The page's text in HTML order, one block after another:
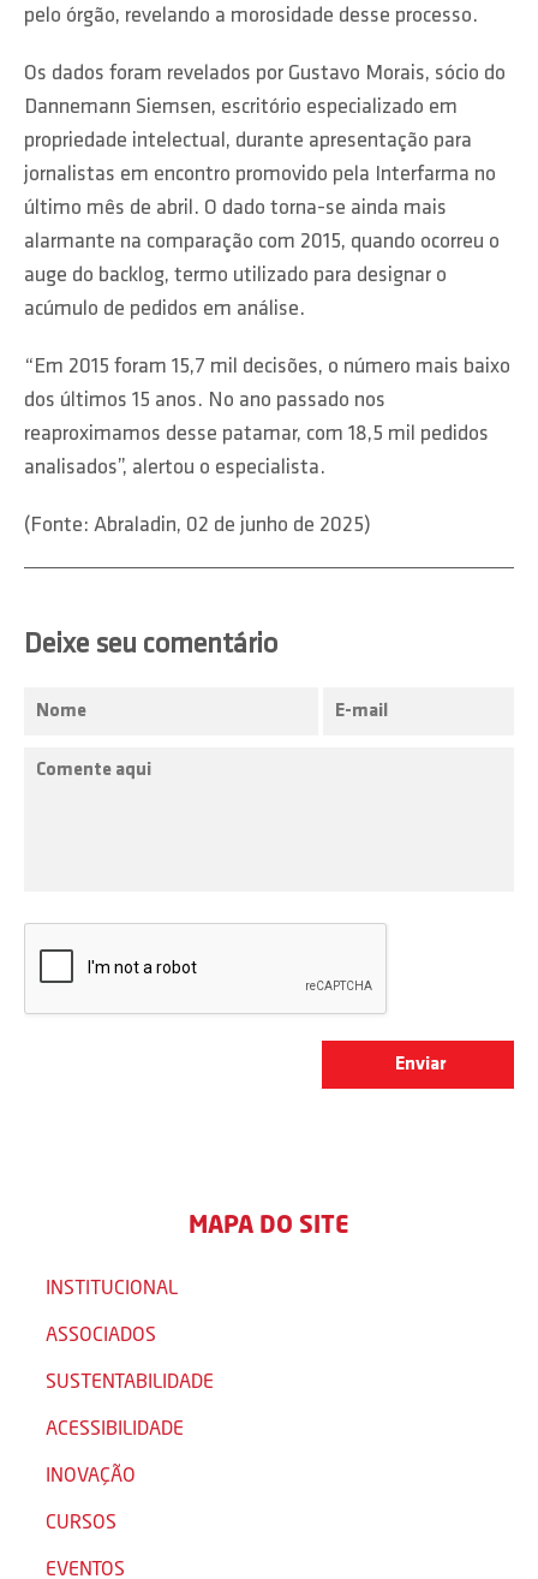
pelo órgão, revelando a morosidade desse processo.
Os dados foram revelados por Gustavo Morais, sócio do
Dannemann Siemsen, escritório especializado em
propriedade intelectual, durante apresentação para
jornalistas em encontro promovido pela Interfarma no
último mês de abril. O dado torna-se ainda mais
alarmante na comparação com 2015, quando ocorreu o
auge do backlog, termo utilizado para designar o
acúmulo de pedidos em análise.
“Em 2015 foram 15,7 mil decisões, o número mais baixo
dos últimos 15 anos. No ano passado nos
reaproximamos desse patamar, com 18,5 mil pedidos
analisados”, alertou o especialista.
(Fonte: Abraladin, 02 de junho de 2025)
Deixe seu comentário
MAPA DO SITE
INSTITUCIONAL
ASSOCIADOS
SUSTENTABILIDADE
ACESSIBILIDADE
INOVAÇÃO
CURSOS
EVENTOS